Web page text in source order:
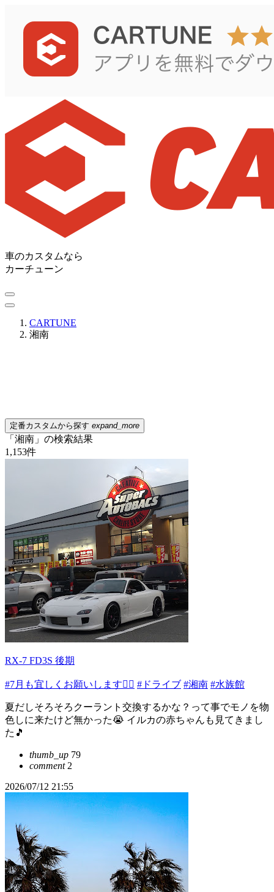
車のカスタムなら
カーチューン
CARTUNE
湘南
定番カスタムから探す expand_more
「湘南」の検索結果
1,153件
RX-7 FD3S 後期
#7月も宜しくお願いします🙇‍♂️ #ドライブ #湘南 #水族館
夏だしそろそろクーラント交換するかな？って事でモノを物
色しに来たけど無かった😭 イルカの赤ちゃんも見てきまし
た🎵
thumb_up 79
comment2
2026/07/12 21:55